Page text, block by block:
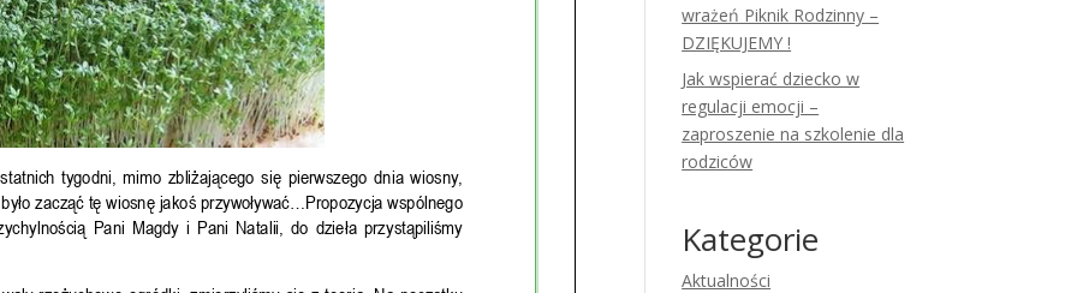
wrażeń Piknik Rodzinny –
DZIĘKUJEMY !
Jak wspierać dziecko w
regulacji emocji –
zaproszenie na szkolenie dla
rodziców
Kategorie
Aktualności